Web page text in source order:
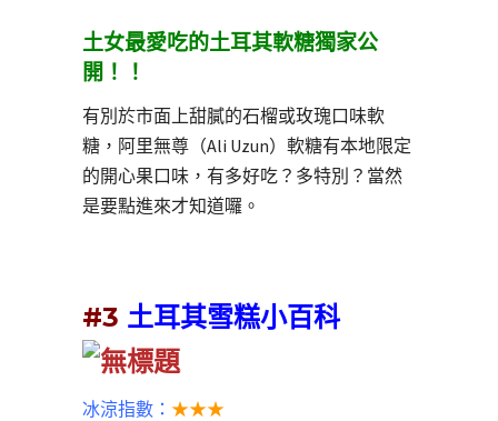
土女最愛吃的土耳其軟糖獨家公
開！！
有別於市面上甜膩的石榴或玫瑰口味軟
糖，阿里無尊（Ali Uzun）軟糖有本地限定
的開心果口味，有多好吃？多特別？當然
是要點進來才知道囉。
#3 土耳其雪糕小百科
冰涼指數： ★★★